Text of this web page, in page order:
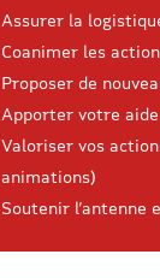
Assurer la
Coanimer les
Proposer de
Apporter votre
Valoriser vos
animations)
Soutenir l’antenne